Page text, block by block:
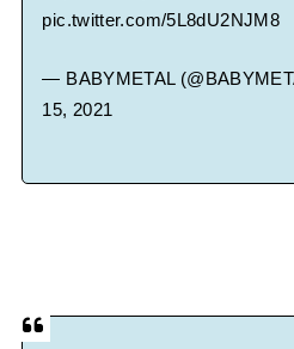
pic.twitter.com/5L8dU2NJM8
— BABYMETAL
15, 2021